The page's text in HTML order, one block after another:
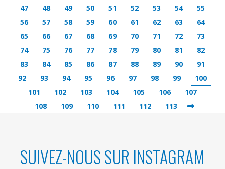
47
48 49 50 51 52 53 54
55
56
57 58 59 60 61 62 63
64
65
66 67 68 69 70 71 72
73
74
75 76 77 78 79 80 81
82
83
84 85 86 87 88 89 90
91
92
93 94 95 96 97 98 99
100
101
102 103 104 105 106
107
108
109 110 111 112 113
SUIVEZ-NOUS SUR INSTAGRAM